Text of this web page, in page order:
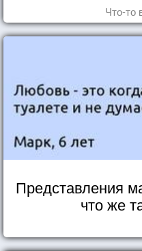
Что-то
Представления
что же